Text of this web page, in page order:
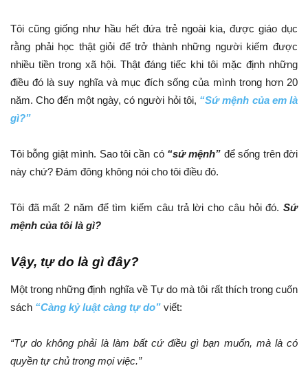
Tôi cũng giống như hầu hết đứa trẻ ngoài kia, được giáo dục
rằng phải học thật giỏi để trở thành những người kiếm được
nhiều tiền trong xã hội. Thật đáng tiếc khi tôi mặc định những
điều đó là suy nghĩa và mục đích sống của mình trong hơn 20
năm. Cho đến một ngày, có người hỏi tôi, “Sứ mệnh của em là
gì?”
Tôi bỗng giật mình. Sao tôi cần có “sứ mệnh” để sống trên đời
này chứ? Đám đông không nói cho tôi điều đó.
Tôi đã mất 2 năm để tìm kiếm câu trả lời cho câu hỏi đó. Sứ
mệnh của tôi là gì?
Vậy, tự do là gì đây?
Một trong những định nghĩa về Tự do mà tôi rất thích trong cuốn
sách “Càng kỷ luật càng tự do” viết:
“Tự do không phải là làm bất cứ điều gì bạn muốn, mà là có
quyền tự chủ trong mọi việc.”